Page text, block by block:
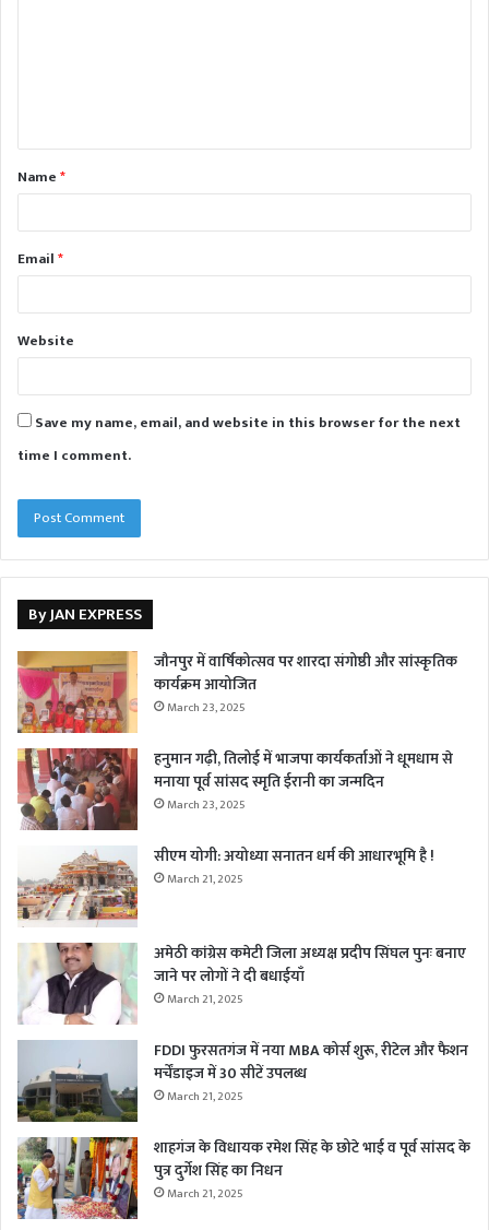
t
*Name*
Email*
Website
Save my name, email, and website in this browser for the next
time I comment.
By JAN EXPRESS
जौनपुर में वार्षिकोत्सव पर शारदा संगोष्ठी और सांस्कृतिक
कार्यक्रम आयोजित
March 23, 2025
हनुमान गढ़ी, तिलोई में भाजपा कार्यकर्ताओं ने धूमधाम से
मनाया पूर्व सांसद स्मृति ईरानी का जन्मदिन
March 23, 2025
सीएम योगी: अयोध्या सनातन धर्म की आधारभूमि है !
March 21, 2025
अमेठी कांग्रेस कमेटी जिला अध्यक्ष प्रदीप सिंघल पुनः बनाए
जाने पर लोगों ने दी बधाईयाँ
March 21, 2025
FDDI फुरसतगंज में नया MBA कोर्स शुरू, रीटेल और फैशन
मर्चेंडाइज में 30 सीटें उपलब्ध
March 21, 2025
शाहगंज के विधायक रमेश सिंह के छोटे भाई व पूर्व सांसद के
पुत्र दुर्गेश सिंह का निधन
March 21, 2025